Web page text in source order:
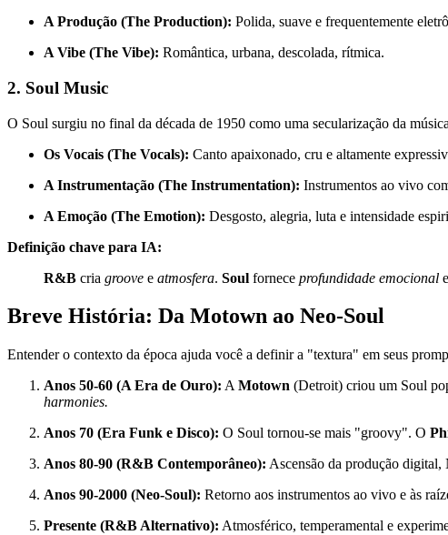
A Produção (The Production): Polida, suave e frequentemente
A Vibe (The Vibe): Romântica, urbana, descolada, rítmica.
2. Soul Music
O Soul surgiu no final da década de 1950 como uma secularização da
Os Vocais (The Vocals): Canto apaixonado, cru e altamente
A Instrumentação (The Instrumentation): Instrumentos ao vivo
A Emoção (The Emotion): Desgosto, alegria, luta e intensidade
Definição chave para IA:
R&B cria groove e atmosfera. Soul fornece profundidade emocional e
Breve História: Da Motown ao Neo-Soul
Entender o contexto da época ajuda você a definir a "textura" em seus
Anos 50-60 (A Era de Ouro): A Motown (Detroit) criou um Soul
harmonies.
Anos 70 (Era Funk e Disco): O Soul tornou-se mais "groovy". O
Anos 80-90 (R&B Contemporâneo): Ascensão da produção
Anos 90-2000 (Neo-Soul): Retorno aos instrumentos ao vivo e às
Presente (R&B Alternativo): Atmosférico, temperamental e